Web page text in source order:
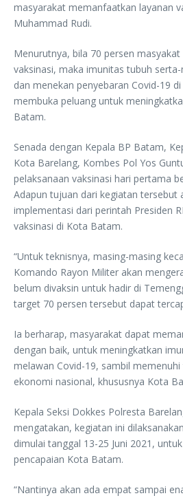
masyarakat memanfaatkan layanan
Muhammad Rudi.
Menurutnya, bila 70 persen
vaksinasi, maka imunitas tubuh
dan menekan penyebaran Covid-19
membuka peluang untuk
Batam.
Senada dengan Kepala BP Batam,
Kota Barelang, Kombes Pol Yos
pelaksanaan vaksinasi hari pertama
Adapun tujuan dari kegiatan tersebut
implementasi dari perintah Presiden
vaksinasi di Kota Batam.
“Untuk teknisnya, masing-masing
Komando Rayon Militer akan
belum divaksin untuk hadir di
target 70 persen tersebut dapat
Ia berharap, masyarakat dapat
dengan baik, untuk meningkatkan
melawan Covid-19, sambil
ekonomi nasional, khususnya Kota
Kepala Seksi Dokkes Polresta
mengatakan, kegiatan ini
dimulai tanggal 13-25 Juni 2021,
pencapaian Kota Batam.
“Nantinya akan ada empat sampai